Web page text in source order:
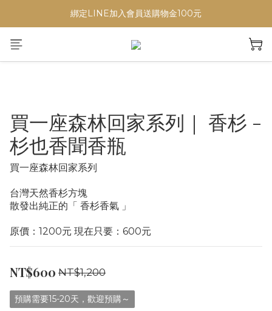
綁定LINE加入會員送購物金100元
買一座森林回家系列｜ 香杉 -
杉也香聞香瓶
買一座森林回家系列
台灣天然香杉方塊
散發出純正的「 香杉香氣 」
原價：1200元 現在只要：600元
NT$600 NT$1,200
預購需要15-20天，歡迎預購～